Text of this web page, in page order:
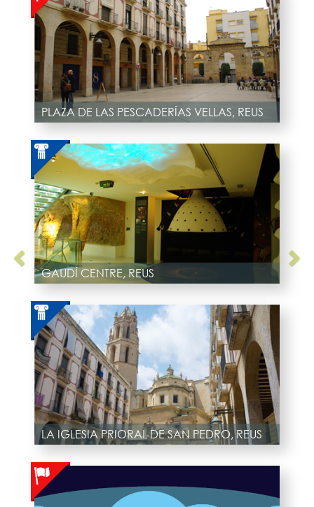
PLAZA DE LAS PESCADERÍAS VELLAS, REUS
GAUDÍ CENTRE, REUS
LA IGLESIA PRIORAL DE SAN PEDRO, REUS